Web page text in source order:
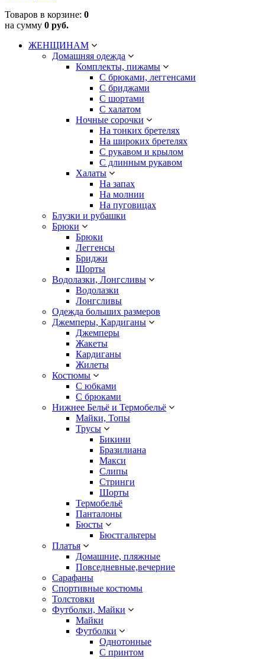
Товаров в корзине: 0
на сумму 0 руб.
ЖЕНЩИНАМ
Домашняя одежда
Комплекты, пижамы
С брюками, леггенсами
С бриджами
С шортами
С халатом
Ночные сорочки
На тонких бретелях
На широких бретелях
С рукавом и крылом
С длинным рукавом
Халаты
На запах
На молнии
На пуговицах
Блузки и рубашки
Брюки
Брюки
Леггенсы
Бриджи
Шорты
Водолазки, Лонгсливы
Водолазки
Лонгсливы
Одежда больших размеров
Джемперы, Кардиганы
Джемперы
Жакеты
Кардиганы
Жилеты
Костюмы
С юбками
С брюками
Нижнее Бельё и Термобельё
Майки, Топы
Трусы
Бикини
Бразилиана
Макси
Слипы
Стринги
Шорты
Термобельё
Панталоны
Бюсты
Бюстгальтеры
Платья
Домашние, пляжные
Повседневные,вечерние
Сарафаны
Спортивные костюмы
Толстовки
Футболки, Майки
Майки
Футболки
Однотонные
С принтом